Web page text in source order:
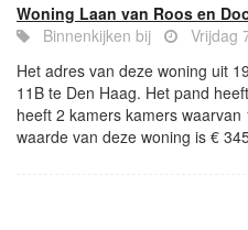
Woning Laan van Roos en
Binnenkijken bij
Vrijdag
Het adres van deze woning uit
11B te Den Haag. Het pand
heeft 2 kamers kamers
waarde van deze woning is €